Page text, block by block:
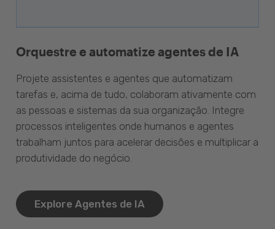
Orquestre e automatize agentes de IA
Projete assistentes e agentes que automatizam
tarefas e, acima de tudo, colaboram ativamente com
as pessoas e sistemas da sua organização. Integre
processos inteligentes onde humanos e agentes
trabalham juntos para acelerar decisões e multiplicar a
produtividade do negócio.
Explore Agentes de IA